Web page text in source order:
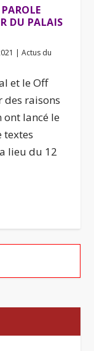
DU PALAIS
|Actus du
et le Off
des raisons
ont lancé le
textes
lieu du 12